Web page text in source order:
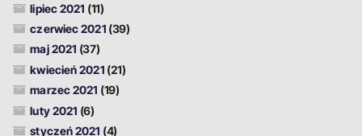
lipiec 2021 (11)
czerwiec 2021 (39)
maj 2021 (37)
kwiecień 2021 (21)
marzec 2021 (19)
luty 2021 (6)
styczeń 2021 (4)